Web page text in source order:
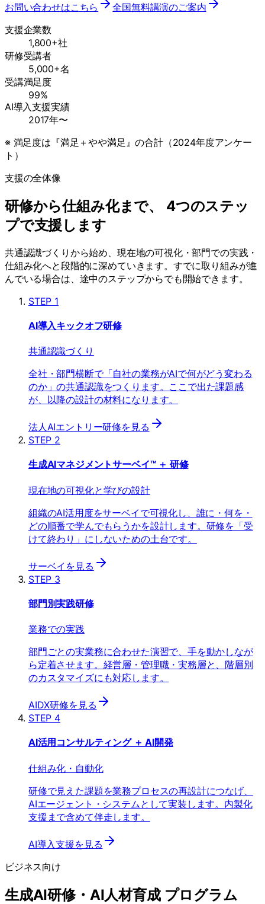
お問い合わせはこちら
全国無料講演のご案内
支援企業数
1,800+社
研修受講者
5,000+名
受講満足度
99%
AI導入支援実績
2017年〜
※ 満足度は『満足＋やや満足』の合計（2024年度アンケー
ト）
支援の全体像
研修から仕組み化まで、 4つのステッ
プで支援します
共通認識づくりから始め、現在地の可視化・部門での実践・
仕組み化へと段階的に深めていきます。すでに取り組みが進
んでいる場合は、途中のステップからでも開始できます。
STEP 1
AI導入キックオフ研修
共通認識づくり
全社・部門横断で「自社の業務がAIで何がどう変わる
のか」の共通認識をつくります。ここで出た課題感
が、以降の設計の材料になります。
法人AIエントリー研修を見る
STEP 2
生成AIマネジメントサーベイ™ ＋ 研修
現在地の可視化と学びの設計
組織のAI活用度をサーベイで可視化し、誰に・何を・
どの順番で学んでもらうかを設計します。研修を「受
けて終わり」にしないための土台です。
サーベイを見る
STEP 3
部門別実践研修
業務での実践
部門ごとの実業務に合わせた演習で、手を動かしなが
ら定着させます。経営層・管理職・実務層と、階層別
のカスタマイズにも対応します。
AIDX研修を見る
STEP 4
AI活用コンサルティング ＋ AI開発
仕組み化・自動化
研修で見えた課題を業務プロセスの再設計につなげ、
AIエージェント・システムとして実装します。内製化
支援まで含めて伴走します。
AI導入支援を見る
ビジネス向け
生成AI研修・AI人材育成 プログラム